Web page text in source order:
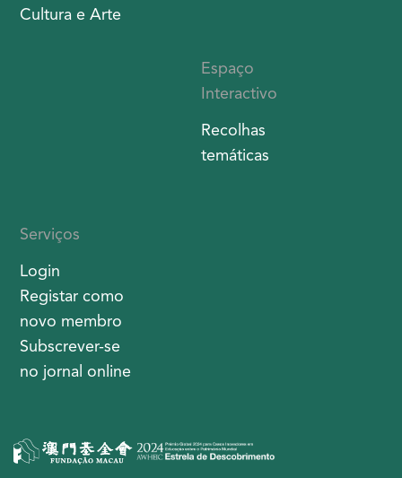
Cultura e Arte
Espaço
Interactivo
Recolhas
temáticas
Serviços
Login
Registar como
novo membro
Subscrever-se
no jornal online